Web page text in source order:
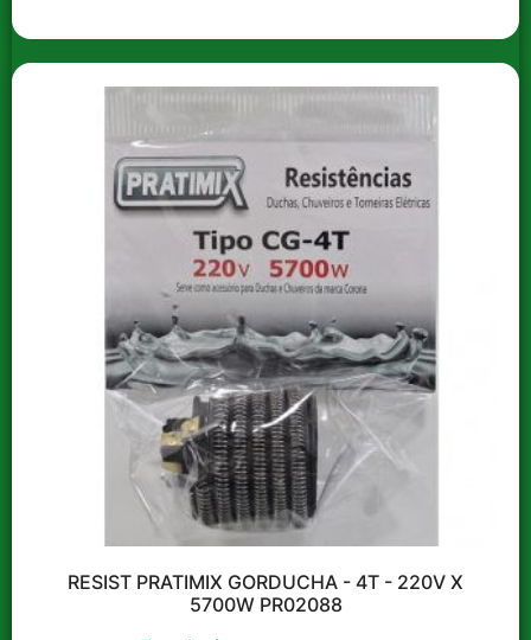
Revista de Ofertas
Julho/2026; Entre em
contato conosco ou fale
com seu representante.
Veja a revista completa.
Catálogo Bazar
Acesse todos os catálogos
RESIST PRATIMIX GORDUCHA - 4T - 220V X
5700W PR02088